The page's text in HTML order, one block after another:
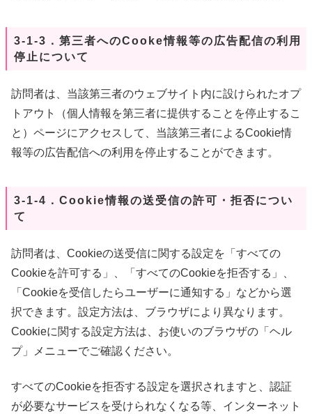
3-1-3．第三者へのCooke情報等の広告配信の利用
停止について
訪問者は、当該第三者のウェブサイト内に設けられたオプ
トアウト（個人情報を第三者に提供することを停止するこ
と）ページにアクセスして、当該第三者によるCookie情
報等の広告配信への利用を停止することができます。
3-1-4．Cookie情報の送受信の許可・拒否につい
て
訪問者は、Cookieの送受信に関する設定を「すべての
Cookieを許可する」、「すべてのCookieを拒否する」、
「Cookieを受信したらユーザーに通知する」などから選
択できます。設定方法は、ブラウザにより異なります。
Cookieに関する設定方法は、お使いのブラウザの「ヘル
プ」メニューでご確認ください。
すべてのCookieを拒否する設定を選択されますと、認証
が必要なサービスを受けられなくなる等、インターネット